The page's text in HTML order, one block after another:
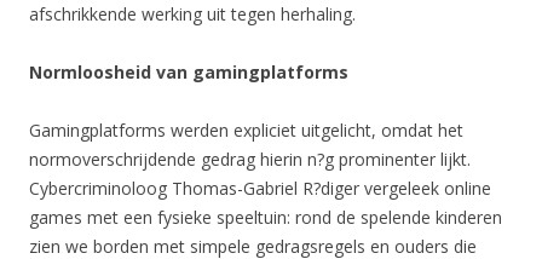
afschrikkende werking uit tegen herhaling.
Normloosheid van gamingplatforms
Gamingplatforms werden expliciet uitgelicht, omdat het
normoverschrijdende gedrag hierin n?g prominenter lijkt.
Cybercriminoloog Thomas-Gabriel R?diger vergeleek online
games met een fysieke speeltuin: rond de spelende kinderen
zien we borden met simpele gedragsregels en ouders die